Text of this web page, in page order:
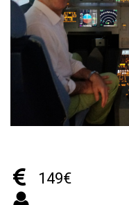
149€